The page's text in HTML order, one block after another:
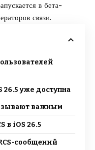
в бета-
связи.
26.5 уже доступна
важным
в iOS 26.5
сообщений